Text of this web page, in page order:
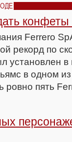
конфеты
Ferrero
рекорд по
установлен
в одном
ровно пять